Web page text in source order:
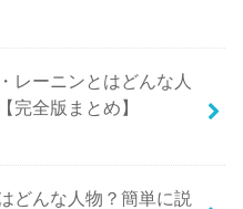
レーニンとはどんな人
完全版まとめ】
どんな人物？簡単に説